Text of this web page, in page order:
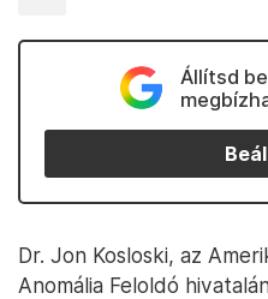
Állítsd
Dr. Jon Kosloski, az
Anomália Feloldó